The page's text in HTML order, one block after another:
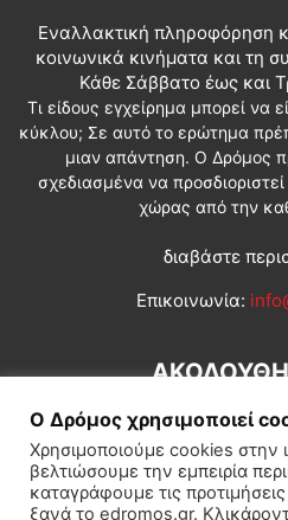
Εναλλακτική πληροφόρηση
κοινωνικά κινήματα και τη
Κάθε Σάββατο έως και
Τι είδους εγχείρημα μπορεί να
κύκλου; Σε αυτό το ερώτημα
μιαν απάντηση. Ο Δρόμος
σχεδιασμένα να
χώρας από την
διαβάστε
Επικοινωνία:
Ο Δρόμος χρησιμοποιεί
Χρησιμοποιούμε cookies στην
βελτιώσουμε την εμπειρία
καταγράφουμε τις
ξανά το edromos.gr.